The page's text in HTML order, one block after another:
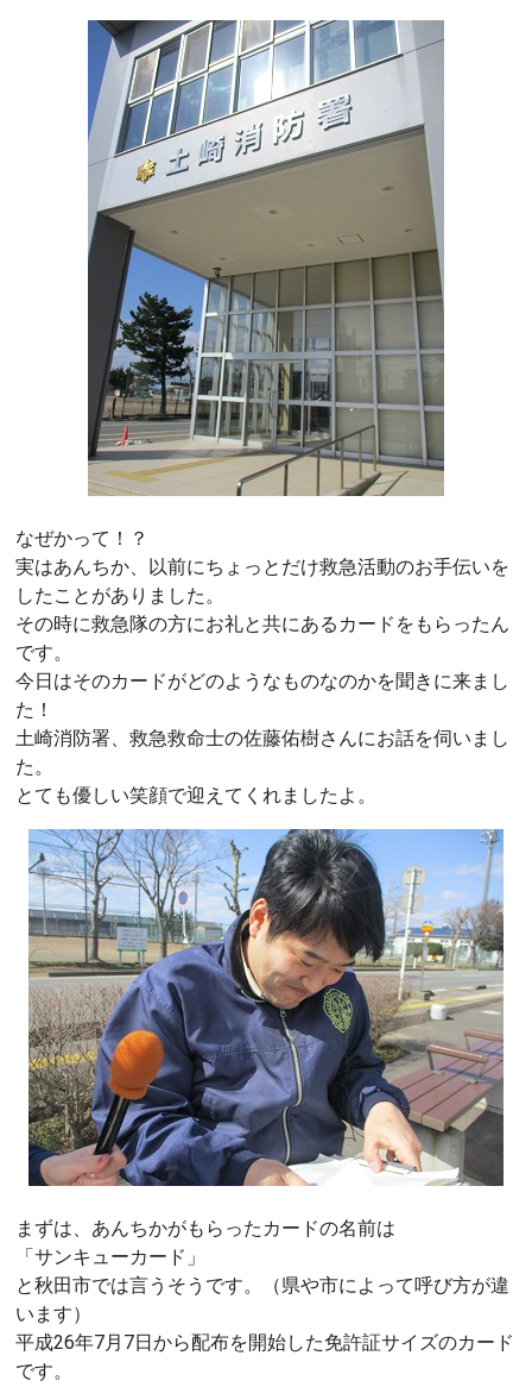
o
o
k
a
t
なぜかって！？
実はあんちか、以前にちょっとだけ救急活動のお手伝いを
したことがありました。
その時に救急隊の方にお礼と共にあるカードをもらったん
です。
今日はそのカードがどのようなものなのかを聞きに来まし
た！
土崎消防署、救急救命士の佐藤佑樹さんにお話を伺いまし
た。
とても優しい笑顔で迎えてくれましたよ。
まずは、あんちかがもらったカードの名前は
「サンキューカード」
と秋田市では言うそうです。（県や市によって呼び方が違
います）
平成26年7月7日から配布を開始した免許証サイズのカード
です。